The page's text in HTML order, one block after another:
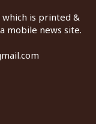
which is printed &
mobile news site.